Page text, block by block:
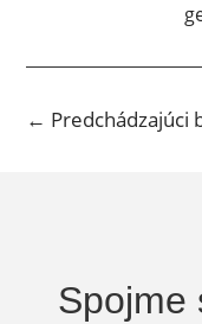
← Predchádzajúci
Spojme